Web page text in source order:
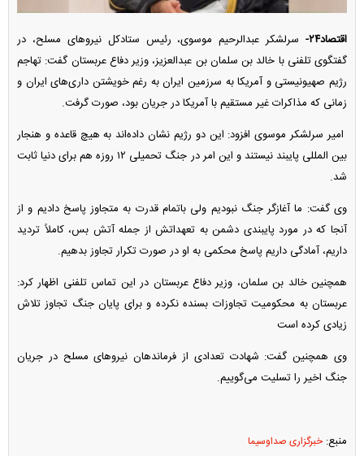
اقتصاد۲۴-
سرلشکر عبدالرحیم موسوی، رئیس ستادکل نیرو‌های مسلح، در
گفتگوی تلفنی با خالد بن سلمان بن عبدالعزیز، وزیر دفاع عربستان گفت: تهاجم
رژیم صهیونیستی و آمریکا به سرزمین ایران به رغم خویشتن داری‌های ایران و
زمانی که مذاکرات غیر مستقیم با آمریکا در جریان بود، صورت گرفت.
امیر سرلشکر موسوی افزود: این دو رژیم نشان داده‌اند به هیچ قاعده و هنجار
بین المللی پایبند نیستند و این امر در جنگ تحمیلی ۱۲ روزه هم برای دنیا ثابت
شد.
وی گفت: ما آغازگر جنگ نبودیم ولی باتمام قدرت به متجاوز پاسخ دادیم و از
آنجا که در مورد پایبندی دشمن به تعهداتش از جمله آتش بس، کاملاً تردید
داریم، آمادگی داریم پاسخ محکمی به او در صورت تکرار تجاوز بدهیم.
همچنین خالد بن سلمان، وزیر دفاع عربستان در این تماس تلفنی اظهار کرد:
عربستان به محکومیت تجاوزات بسنده نکرده و برای پایان جنگ تجاوز تلاش
زیادی کرده است
وی همچنین گفت: شهادت تعدادی از فرماندهان نیرو‌های مسلح در جریان
جنگ اخیر را تسلیت می‌گوییم.
منبع: خبرگزاری صداوسیما